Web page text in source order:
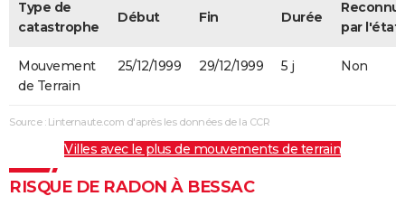
Type de
catastrophe
Début Fin Durée
par l'état
Mouvement
de Terrain
25/12/1999 29/12/1999 5 j Non
Source : Linternaute.com d'après les données de la CCR
Villes avec le plus de mouvements de terrain
RISQUE DE RADON À BESSAC